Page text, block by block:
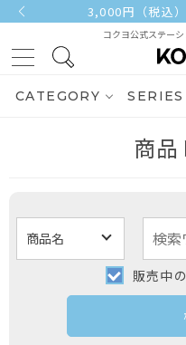
3,000円（税込
コクヨ公式ステー
CATEGORY SERIES
商品
販売中